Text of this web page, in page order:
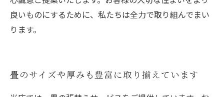
良いものにするために、私たちは全力で取り組んでまい
ります。
畳のサイズや厚みも豊富に取り揃えています